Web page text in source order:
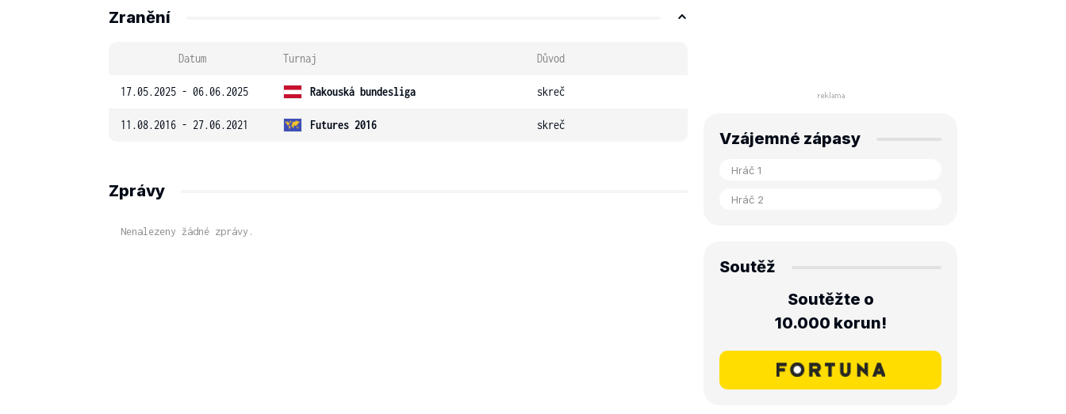
Zranění
Datum Turnaj Důvod
17.05.2025 - 06.06.2025 Rakouská bundesliga skreč
11.08.2016 - 27.06.2021 Futures 2016 skreč
Zprávy
Nenalezeny žádné zprávy.
Vzájemné zápasy
Soutěž
Soutěžte o
10.000 korun!